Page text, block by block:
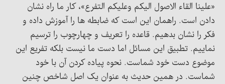
«علینا القاء الاصول الیکم وعلیکم التفرع»، کار ما راه نشان
دادن است. راهمان این است که ضابطه ها را آموزش داده و
فکر را نشان بدهیم. قاعده را تعریف و چهارچوب را ترسیم
نماییم. تطبیق این مسائل اما دست ما نیست بلکه تفریع این
موضوع دست خود شماست. نحوه پیاده کردن آن با خود
شماست. در همین حدیث به عنوان یک اصل شاخص چنین